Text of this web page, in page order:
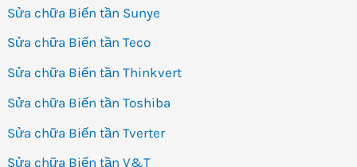
Sửa chữa Biến tần Sunye
Sửa chữa Biến tần Teco
Sửa chữa Biến tần Thinkvert
Sửa chữa Biến tần Toshiba
Sửa chữa Biến tần Tverter
Sửa chữa Biến tần V&T